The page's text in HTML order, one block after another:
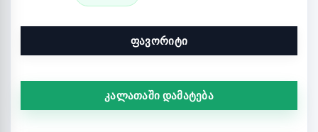
ფავორიტი
კალათაში დამატება